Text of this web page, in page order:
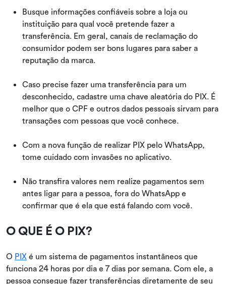
Busque informações confiáveis sobre a loja ou
instituição para qual você pretende fazer a
transferência. Em geral, canais de reclamação do
consumidor podem ser bons lugares para saber a
reputação da marca.
Caso precise fazer uma transferência para um
desconhecido, cadastre uma chave aleatória do PIX. É
melhor que o CPF e outros dados pessoais sirvam para
transações com pessoas que você conhece.
Com a nova função de realizar PIX pelo WhatsApp,
tome cuidado com invasões no aplicativo.
Não transfira valores nem realize pagamentos sem
antes ligar para a pessoa, fora do WhatsApp e
confirmar que é ela que está falando com você.
O QUE É O PIX?
O PIX é um sistema de pagamentos instantâneos que
funciona 24 horas por dia e 7 dias por semana. Com ele, a
pessoa consegue fazer transferências diretamente de seu